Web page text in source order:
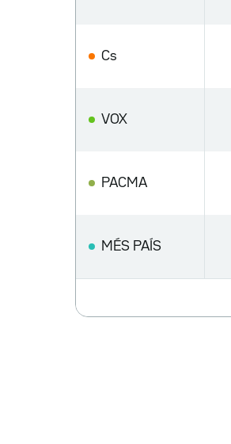
Cs
VOX
PACMA
MÉS PAÍS